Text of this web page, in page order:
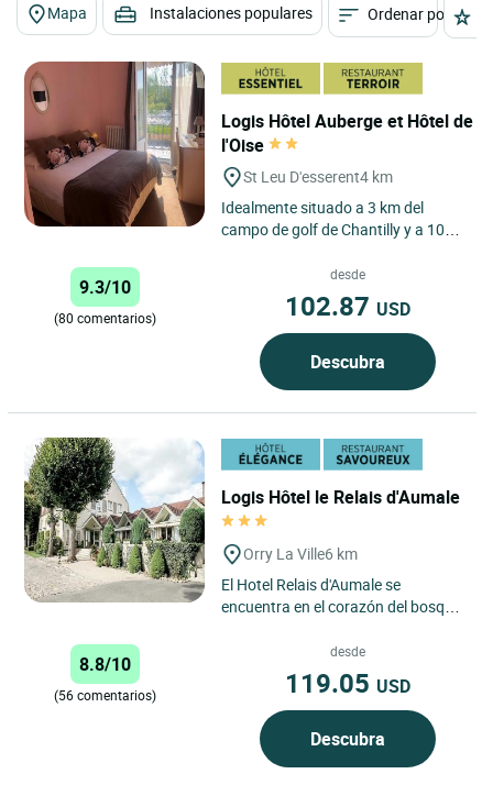
Mapa Instalaciones populares Ordenar por
Logis Hôtel Auberge et Hôtel de
l'Oise
St Leu D'esserent4 km
Idealmente situado a 3 km del
campo de golf de Chantilly y a 10
establecimiento está muy...
9.3/10
(80 comentarios)
desde
102.87 USD
Descubra
Logis Hôtel le Relais d'Aumale
Orry La Ville6 km
El Hotel Relais d'Aumale se
encuentra en el corazón del bosque
antiguo coto de caza del...
8.8/10
(56 comentarios)
desde
119.05 USD
Descubra